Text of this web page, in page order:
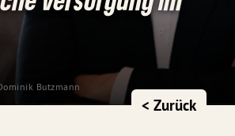
Butzmann
< Zurück